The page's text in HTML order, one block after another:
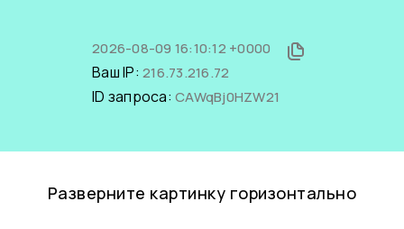
2026-08-09 16:10:12 +0000
Ваш IP: 216.73.216.72
ID запроса: CAWqBj0HZW21
Разверните картинку горизонтально